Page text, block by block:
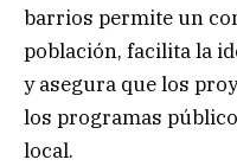
barrios permite un
población, facilita la
y asegura que los
los programas
local.